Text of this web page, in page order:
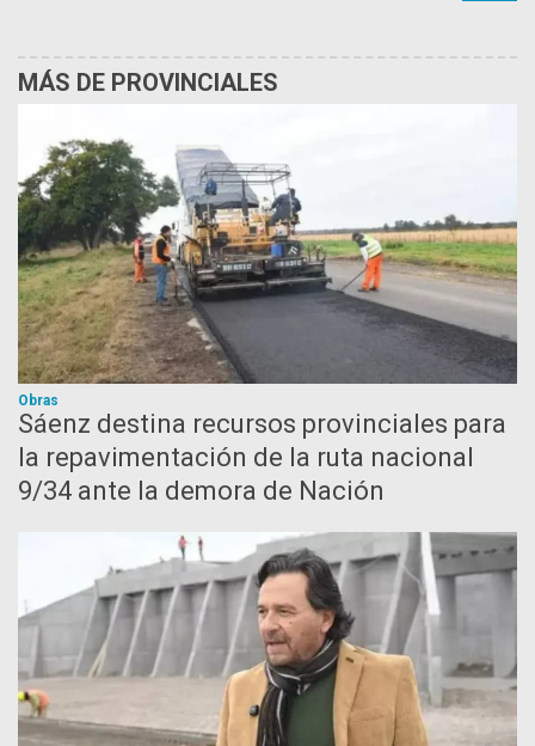
MÁS DE PROVINCIALES
Obras
Sáenz destina recursos provinciales para
la repavimentación de la ruta nacional
9/34 ante la demora de Nación